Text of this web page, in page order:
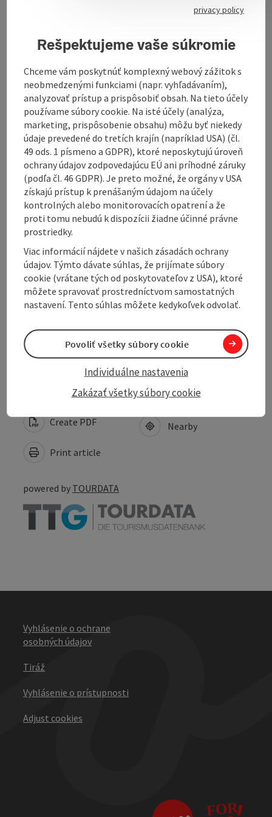
Salads and vegetarian dishes are of course also on the
Gül Pella is on Facebook.
Contact
Opening hours
Equipment
Prices
Arrival
Suitability
Accessibility
Create PDF
Print article
Nearby
powered by TOURDATA
Vyhlásenie o ochrane
osobných údajov
Tiráž
Vyhlásenie o prístupnosti
Adjust cookies
privacy policy
Rešpektujeme vaše súkromie
Chceme vám poskytnúť komplexný webový zážitok s
neobmedzenými funkciami (napr. vyhľadávaním),
analyzovať prístup a prispôsobiť obsah. Na tieto účely
používame súbory cookie. Na isté účely (analýza,
marketing, prispôsobenie obsahu) môžu byť niekedy
údaje prevedené do tretích krajín (napríklad USA) (čl.
49 ods. 1 písmeno a GDPR), ktoré neposkytujú úroveň
ochrany údajov zodpovedajúcu EÚ ani príhodné záruky
(podľa čl. 46 GDPR). Je preto možné, že orgány v USA
získajú prístup k prenášaným údajom na účely
kontrolných alebo monitorovacích opatrení a že
proti tomu nebudú k dispozícii žiadne účinné právne
prostriedky.
Viac informácií nájdete v našich zásadách ochrany
údajov. Týmto dávate súhlas, že prijímate súbory
cookie (vrátane tých od poskytovateľov z USA), ktoré
môžete spravovať prostredníctvom samostatných
nastavení. Tento súhlas môžete kedykoľvek odvolať.
Zakázať všetky súbory cookie
Individuálne nastavenia
Povoliť všetky súbory cookie